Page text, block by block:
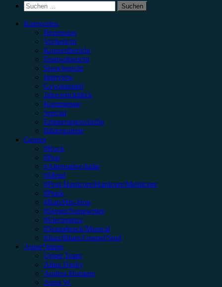
Suchen
nach:
Kategorien
Rezension
Vorbericht
Konzertbericht
Festivalbericht
Showbericht
Interview
Gewinnspiel
Jahresrückblick
Kommentar
Special
Erinnerungswürdig
Bildergalerie
Genres
#Rock
#Pop
#Alternative/Indie
#Metal
#Post-Hardcore/Hardcore/Metalcore
#Punk
#Rap/Hip-Hop
#Singer/Songwriter
#Electronica
#Soundtrack/Musical
#Jazz/Blues/Gospel/Soul
Autor*innen
Unser Team
Alina Hasky
Andrea Holstein
Anna W.